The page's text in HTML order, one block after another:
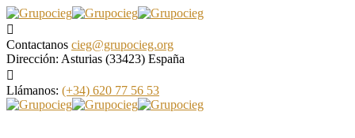
Contactanos cieg@grupocieg.org
Dirección: Asturias (33423) España
Llámanos: (+34) 620 77 56 53